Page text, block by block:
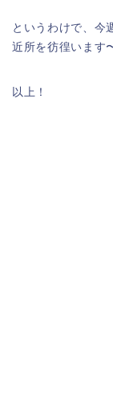
というわけで、今
近所を彷徨います
以上！